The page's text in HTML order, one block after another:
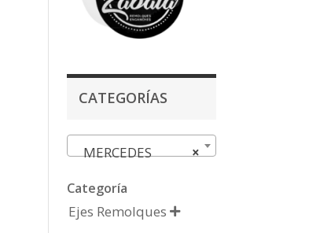
CATEGORÍAS
×
MERCEDES
Categoría
Ejes Remolques 